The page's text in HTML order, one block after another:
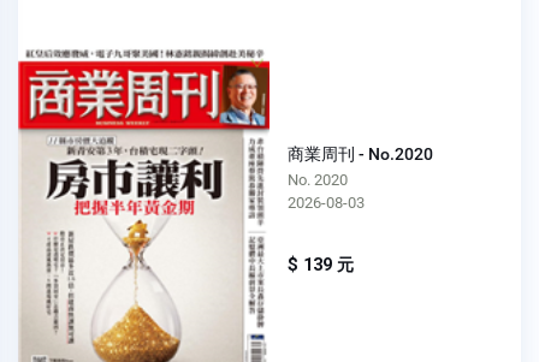
商業周刊 - No.2020
No. 2020
2026-08-03
$ 139 元